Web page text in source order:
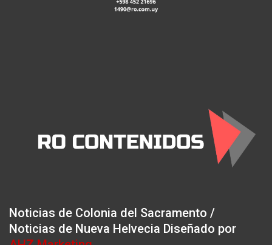
Noticias de Colonia del Sacramento /
Noticias de Nueva Helvecia Diseñado por